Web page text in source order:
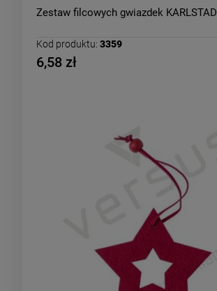
Zestaw filcowych gwiazdek KARLSTAD
Kod produktu: 3359
6,58 zł